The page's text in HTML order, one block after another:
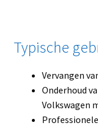
Typische
Vervangen
Onderhoud
Volkswagen